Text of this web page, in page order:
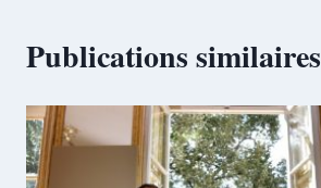
Publications similaires